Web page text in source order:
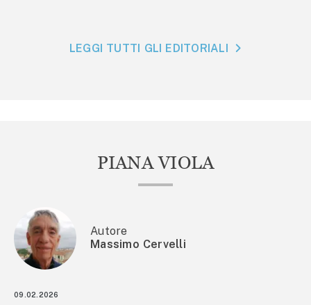
LEGGI TUTTI GLI EDITORIALI
PIANA VIOLA
Autore
Massimo Cervelli
09.02.2026